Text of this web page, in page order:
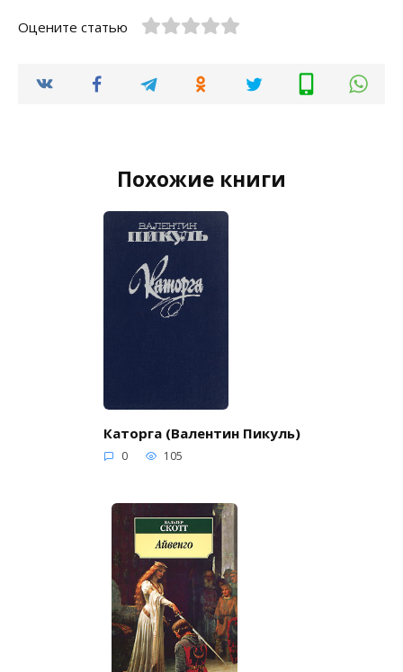
Оцените статью
Похожие книги
Каторга (Валентин Пикуль)
0 105